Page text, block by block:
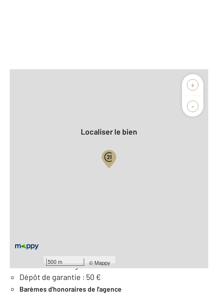
+
-
500 m ©Mappy
Localiser le bien
Loyer de base : 50 € par mois
Honoraires charge locataire : 50 € € TTC
Dépôt de garantie : 50 €
Barèmes d'honoraires de l'agence